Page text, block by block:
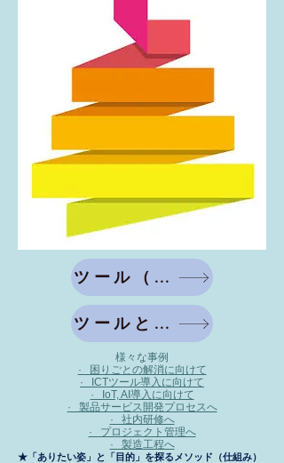
ツール（道具）との向き合い方
ツールとDX
様々な事例
· 困りごとの解消に向けて
· ICTツール導入に向けて
· IoT, AI導入に向けて
· 製品サービス開発プロセスへ
· 社内研修へ
· プロジェクト管理へ
· ​製造工程へ
★「ありたい姿」と「目的」を探るメソッド（仕組み）